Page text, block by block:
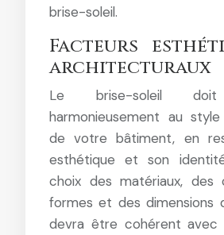
brise-soleil.
Facteurs
architecturaux
Le brise-soleil doit
harmonieusement au
de votre bâtiment, en
esthétique et son
choix des matériaux, des
formes et des dimensions
devra être cohérent avec